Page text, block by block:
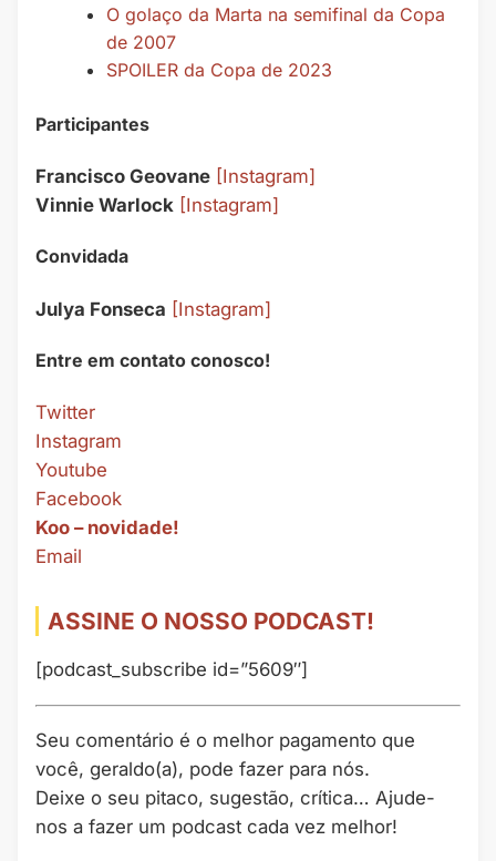
O golaço da Marta na semifinal da Copa
de 2007
SPOILER da Copa de 2023
Participantes
Francisco Geovane [Instagram]
Vinnie Warlock [Instagram]
Convidada
Julya Fonseca [Instagram]
Entre em contato conosco!
Twitter
Instagram
Youtube
Facebook
Koo – novidade!
Email
ASSINE O NOSSO PODCAST!
[podcast_subscribe id=”5609″]
Seu comentário é o melhor pagamento que
você, geraldo(a), pode fazer para nós.
Deixe o seu pitaco, sugestão, crítica… Ajude-
nos a fazer um podcast cada vez melhor!